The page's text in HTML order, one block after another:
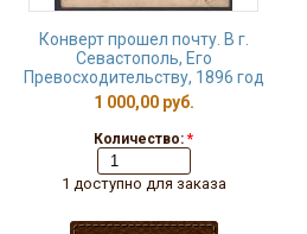
Конверт прошел почту. В г.
Севастополь, Его
Превосходительству, 1896 год
1 000,00 руб.
Количество: *
1 доступно для заказа